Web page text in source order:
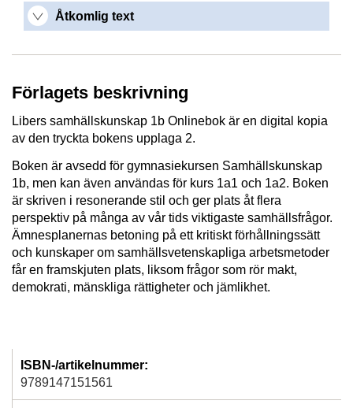
Åtkomlig text
Förlagets beskrivning
Libers samhällskunskap 1b Onlinebok är en digital kopia
av den tryckta bokens upplaga 2.
Boken är avsedd för gymnasiekursen Samhällskunskap
1b, men kan även användas för kurs 1a1 och 1a2. Boken
är skriven i resonerande stil och ger plats åt flera
perspektiv på många av vår tids viktigaste samhällsfrågor.
Ämnesplanernas betoning på ett kritiskt förhållningssätt
och kunskaper om samhällsvetenskapliga arbetsmetoder
får en framskjuten plats, liksom frågor som rör makt,
demokrati, mänskliga rättigheter och jämlikhet.
ISBN-/artikelnummer:
9789147151561